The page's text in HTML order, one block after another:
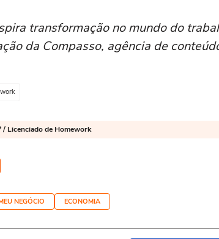
transformação no mundo do
da Compasso, agência de
/ Licenciado de Homework
NEGÓCIO ECONOMIA